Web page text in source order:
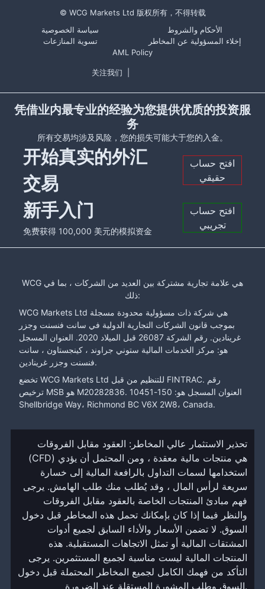
© WCG Markets Ltd 版权所有，不得转载
سياسة الخصوصية
الأحكام والشروط
تسوية المنازعات
إخلاء المسؤولية عن المخاطر
AML Policy
关注我们
凭借业内最专业的经验为您提供优质的投资服
务
所有交易均涉及风险，您的损失可能大于您的入金。
开始真实的外汇
交易
افتح حساب
حقيقي
新手入门
免费获得 100,000 美元的模拟资金
افتح حساب
تجريبي
WCG هي علامة تجارية مشتركة بين العديد من الشركات ، بما في
ذلك:
WCG Markets Ltd هي شركة ذات مسؤولية محدودة مسجلة
بموجب قانون الشركات التجارية الدولية في سانت فنسنت وجزر
غرينادين. رقم الشركة 26087 قبل الميلاد 2020. العنوان المسجل
هو: مركز الخدمات المالية ستوني جراوند ، كينجستاون ، سانت
فنسنت وجزر غرينادين.
تخضع WCG Markets Ltd للتنظيم من قبل FINTRAC. رقم
ترخيص MSB هو M20282836. العنوان المسجل هو: 150-10451
Shellbridge Way، Richmond BC V6X 2W8، Canada.
تحذير الاستثمار عالي المخاطر: العقود مقابل الفروقات
(CFD) هي منتجات مالية معقدة ، ومن المحتمل أن يؤدي
استخدامها لسمات التداول بالرافعة المالية إلى خسارة
سريعة لرأس المال ، وقد يُطلب منك طلب الهامش. يرجى
فهم مبادئ المنتجات الخاصة بالعقود مقابل الفروقات
والنظر فيما إذا كان بإمكانك تحمل هذه المخاطر قبل دخول
السوق. لا تضمن الأسعار والأداء السابق لجميع أدوات
المشتقات المالية أو تمثل الاتجاهات المستقبلية. هذه
المنتجات المالية ليست مناسبة لجميع المستثمرين. يرجى
التأكد من فهمك الكامل لجميع المخاطر المحتملة قبل دخول
السوق وطلب المشورة المستقلة عند الضرورة.